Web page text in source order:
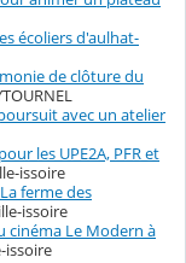
écoliers d'aulhat-
de clôture du
avec un atelier
les UPE2A, PFR et
issoire
ferme des
issoire
cinéma Le Modern à
issoire